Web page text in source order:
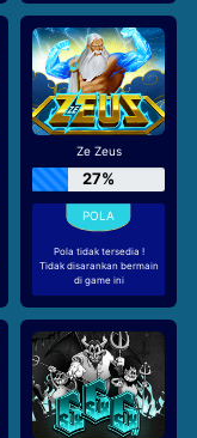
Ze Zeus
27%
Pola tidak tersedia !
Tidak disarankan bermain
di game ini